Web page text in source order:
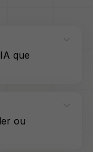
que
ou